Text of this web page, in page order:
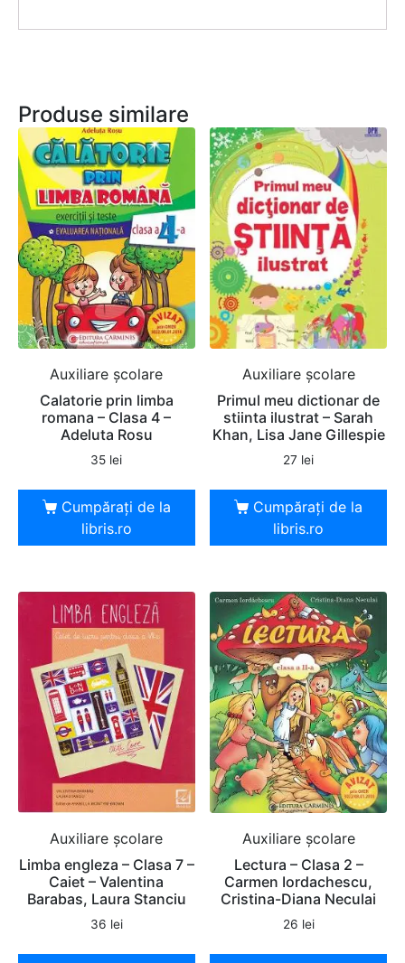
Produse similare
Auxiliare şcolare
Calatorie prin limba
romana – Clasa 4 –
Adeluta Rosu
35 lei
Cumpărați de la
libris.ro
Auxiliare şcolare
Primul meu dictionar de
stiinta ilustrat – Sarah
Khan, Lisa Jane Gillespie
27 lei
Cumpărați de la
libris.ro
Auxiliare şcolare
Limba engleza – Clasa 7 –
Caiet – Valentina
Barabas, Laura Stanciu
36 lei
Auxiliare şcolare
Lectura – Clasa 2 –
Carmen Iordachescu,
Cristina-Diana Neculai
26 lei